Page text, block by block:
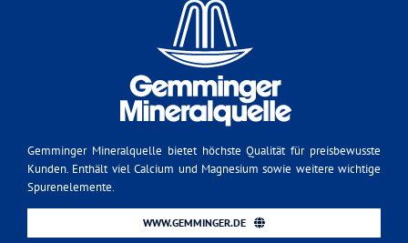
Gemminger Mineralquelle bietet höchste Qualität für preisbewusste
Kunden. Enthält viel Calcium und Magnesium sowie weitere wichtige
Spurenelemente.
WWW.GEMMINGER.DE